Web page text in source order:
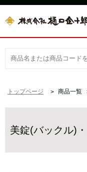
トップページ 商品一覧
美錠(バックル)